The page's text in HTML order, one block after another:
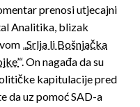
prenosi utjecajni
Analitika, blizak
„Srlja li Bošnjačka
“. On nagađa da su
kapitulacije pred
da uz pomoć SAD-a